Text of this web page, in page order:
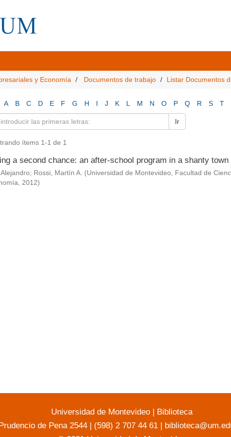
y Economía Documentos de trabajo Listar Documentos
A B C D E F G H I J K L M N O P Q R S T
Ir
ítems 1-1 de 1
a second chance: an after-school program in a shanty
; Rossi, Martín A. (Universidad de Montevideo, Facultad de
, 2012)
Universidad de Montevideo | Biblioteca
de Pena 2544 | (598) 2 707 44 61 |